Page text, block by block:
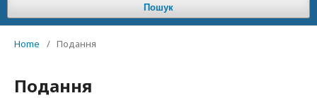
Пошук
Home / Подання
Подання